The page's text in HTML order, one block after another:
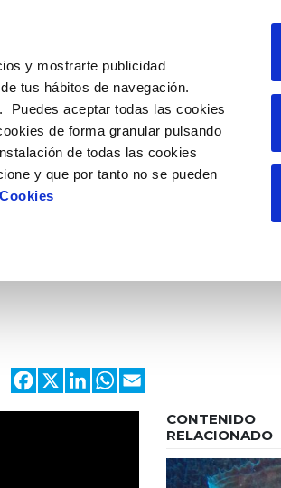
y mostrarte publicidad
tus hábitos de navegación.
Puedes aceptar todas las cookies
de forma granular pulsando
de todas las cookies
y que por tanto no se pueden
Facebook
X LinkedIn
WhatsApp
CONTENIDO
RELACIONADO